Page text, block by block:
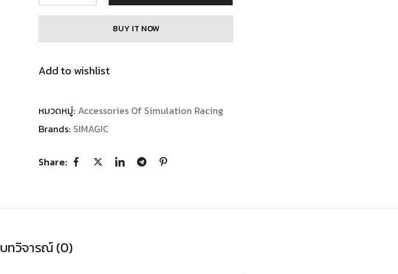
BUY IT NOW
Add to wishlist
หมวดหมู่: Accessories Of Simulation Racing
Brands: SIMAGIC
Share:
บทวิจารณ์ (0)